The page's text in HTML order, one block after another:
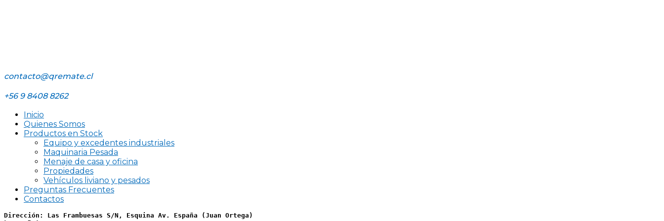
contacto@qremate.cl
+56 9 8408 8262
Inicio
Quienes Somos
Productos en Stock
Equipo y excedentes industriales
Maquinaria Pesada
Menaje de casa y oficina
Propiedades
Vehículos liviano y pesados
Preguntas Frecuentes
Contactos
Dirección: Las Frambuesas S/N, Esquina Av. España (Juan Ortega)